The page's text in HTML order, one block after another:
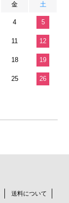
金 土
4 5
11 12
18 19
25 26
送料について